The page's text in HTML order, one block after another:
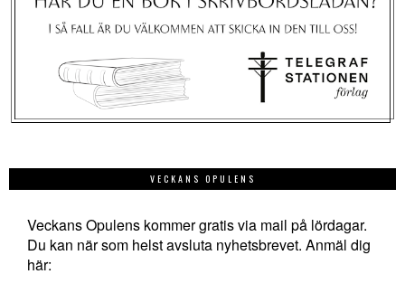
VECKANS OPULENS
Veckans Opulens kommer gratis via mail på lördagar.
Du kan när som helst avsluta nyhetsbrevet. Anmäl dig
här: